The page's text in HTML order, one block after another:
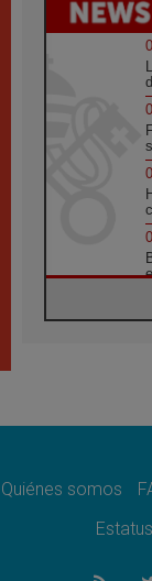
Quiénes somos